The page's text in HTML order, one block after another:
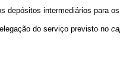
depósitos intermediários para
do serviço previsto no